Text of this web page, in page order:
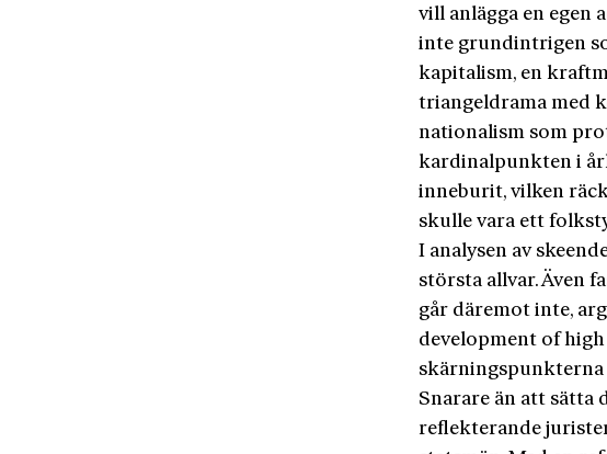
vill anlägga en egen
inte grundintrigen
kapitalism, en
triangeldrama med
nationalism som
kardinalpunkten i
inneburit, vilken
skulle vara ett
I analysen av
största allvar. Även
går däremot inte,
development of
Snarare än att sätta
reflekterande